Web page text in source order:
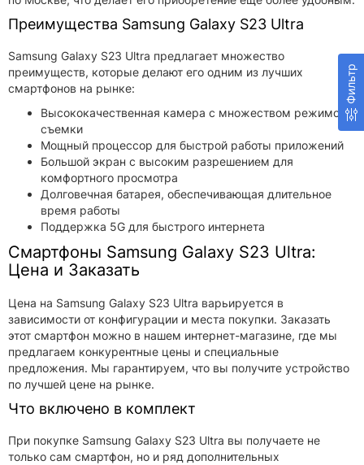
Фильтр
Преимущества Samsung Galaxy S23 Ultra
Samsung Galaxy S23 Ultra предлагает множество
преимуществ, которые делают его одним из лучших
смартфонов на рынке:
Высококачественная камера с множеством режимов
съемки
Мощный процессор для быстрой работы приложений
Большой экран с высоким разрешением для
комфортного просмотра
Долговечная батарея, обеспечивающая длительное
время работы
Поддержка 5G для быстрого интернета
Смартфоны Samsung Galaxy S23 Ultra:
Цена и Заказать
Цена на Samsung Galaxy S23 Ultra варьируется в
зависимости от конфигурации и места покупки. Заказать
этот смартфон можно в нашем интернет-магазине, где мы
предлагаем конкурентные цены и специальные
предложения. Мы гарантируем, что вы получите устройство
по лучшей цене на рынке.
Что включено в комплект
При покупке Samsung Galaxy S23 Ultra вы получаете не
только сам смартфон, но и ряд дополнительных